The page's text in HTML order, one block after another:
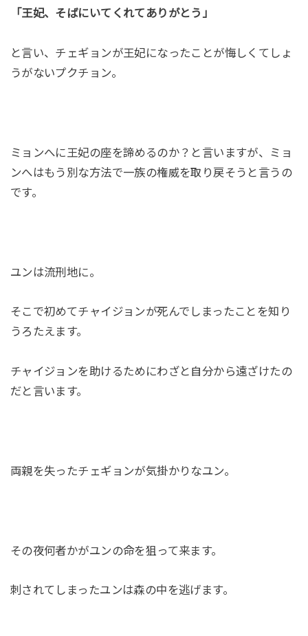
「王妃、そばにいてくれてありがとう」
と言い、チェギョンが王妃になったことが悔しくてしょ
うがないプクチョン。
ミョンへに王妃の座を諦めるのか？と言いますが、ミョ
ンへはもう別な方法で一族の権威を取り戻そうと言うの
です。
ユンは流刑地に。
そこで初めてチャイジョンが死んでしまったことを知り
うろたえます。
チャイジョンを助けるためにわざと自分から遠ざけたの
だと言います。
両親を失ったチェギョンが気掛かりなユン。
その夜何者かがユンの命を狙って来ます。
刺されてしまったユンは森の中を逃げます。